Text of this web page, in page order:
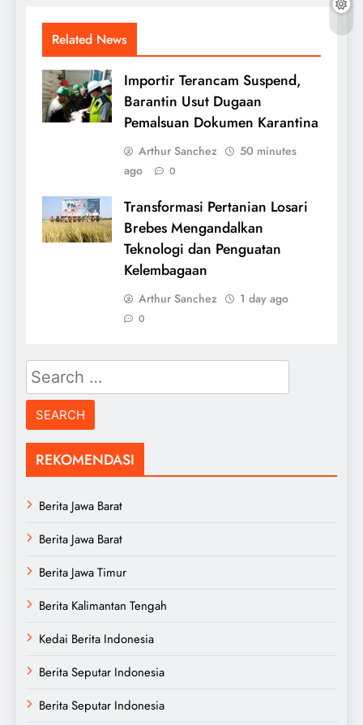
Related News
Importir Terancam Suspend,
Barantin Usut Dugaan
Pemalsuan Dokumen Karantina
Arthur Sanchez
50 minutes
ago
0
Transformasi Pertanian Losari
Brebes Mengandalkan
Teknologi dan Penguatan
Kelembagaan
Arthur Sanchez 1 day ago
0
Search
for:
REKOMENDASI
Berita Jawa Barat
Berita Jawa Barat
Berita Jawa Timur
Berita Kalimantan Tengah
Kedai Berita Indonesia
Berita Seputar Indonesia
Berita Seputar Indonesia